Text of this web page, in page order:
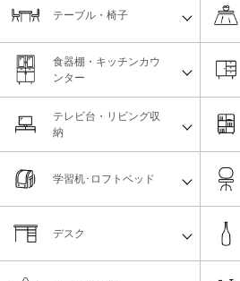
テーブル・椅子
食器棚・キッチンカウ
ンター
テレビ台・リビング収
納
学習机･ロフトベッド
デスク